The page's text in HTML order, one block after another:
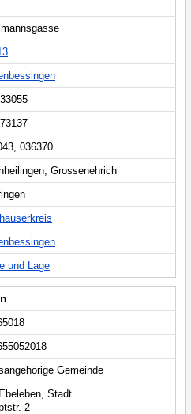
036370
Grossenehrich
und Lage
Gemeinde
Stadt
2